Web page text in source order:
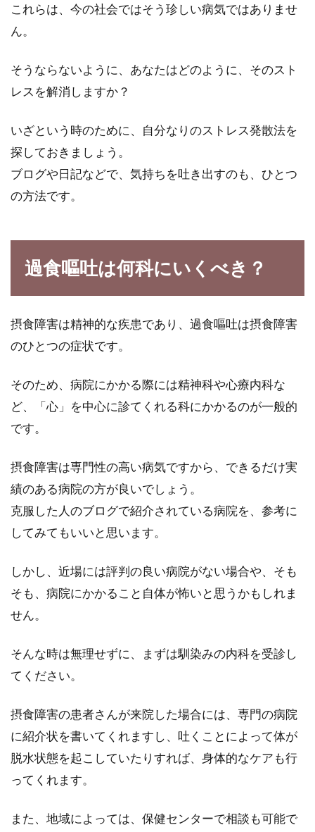
これらは、今の社会ではそう珍しい病気ではありませ
ん。
そうならないように、あなたはどのように、そのスト
レスを解消しますか？
いざという時のために、自分なりのストレス発散法を
探しておきましょう。
ブログや日記などで、気持ちを吐き出すのも、ひとつ
の方法です。
過食嘔吐は何科にいくべき？
摂食障害は精神的な疾患であり、過食嘔吐は摂食障害
のひとつの症状です。
そのため、病院にかかる際には精神科や心療内科な
ど、「心」を中心に診てくれる科にかかるのが一般的
です。
摂食障害は専門性の高い病気ですから、できるだけ実
績のある病院の方が良いでしょう。
克服した人のブログで紹介されている病院を、参考に
してみてもいいと思います。
しかし、近場には評判の良い病院がない場合や、そも
そも、病院にかかること自体が怖いと思うかもしれま
せん。
そんな時は無理せずに、まずは馴染みの内科を受診し
てください。
摂食障害の患者さんが来院した場合には、専門の病院
に紹介状を書いてくれますし、吐くことによって体が
脱水状態を起こしていたりすれば、身体的なケアも行
ってくれます。
また、地域によっては、保健センターで相談も可能で